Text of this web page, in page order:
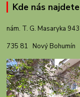
Kde nás najdete
nám. T. G. Masaryka 943
735 81 Nový Bohumín